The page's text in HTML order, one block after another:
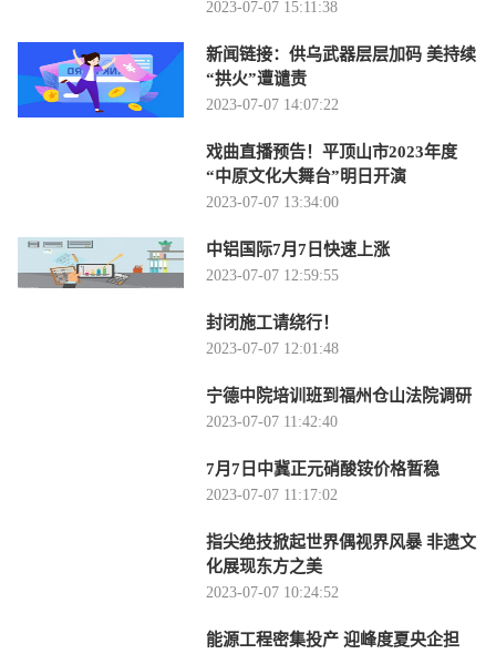
2023-07-07 15:11:38
新闻链接：供乌武器层层加码 美持续
“拱火”遭谴责
2023-07-07 14:07:22
戏曲直播预告！平顶山市2023年度
“中原文化大舞台”明日开演
2023-07-07 13:34:00
中铝国际7月7日快速上涨
2023-07-07 12:59:55
封闭施工请绕行！
2023-07-07 12:01:48
宁德中院培训班到福州仓山法院调研
2023-07-07 11:42:40
7月7日中冀正元硝酸铵价格暂稳
2023-07-07 11:17:02
指尖绝技掀起世界偶视界风暴 非遗文
化展现东方之美
2023-07-07 10:24:52
能源工程密集投产 迎峰度夏央企担